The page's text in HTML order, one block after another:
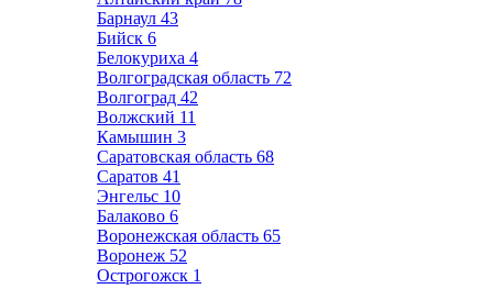
Барнаул 43
Бийск 6
Белокуриха 4
Волгоградская область 72
Волгоград 42
Волжский 11
Камышин 3
Саратовская область 68
Саратов 41
Энгельс 10
Балаково 6
Воронежская область 65
Воронеж 52
Острогожск 1